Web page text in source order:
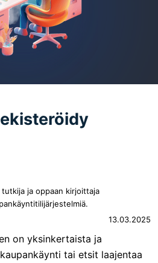
ja oppaan kirjoittaja
13.03.2025
on yksinkertaista ja
tai etsit laajentaa